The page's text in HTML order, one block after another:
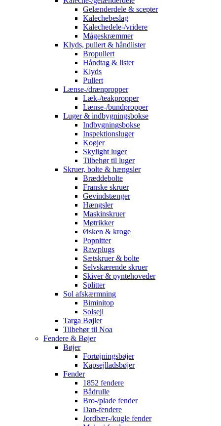
Gelænderdele & scepter
Kalechebeslag
Kalechedele-/vridere
Mågeskræmmer
Klyds, pullert & håndlister
Bropullert
Håndtag & lister
Klyds
Pullert
Lænse-/drænpropper
Læk-/teakpropper
Lænse-/bundpropper
Luger & indbygningsbokse
Indbygningsbokse
Inspektionsluger
Koøjer
Skylight luger
Tilbehør til luger
Skruer, bolte & hængsler
Bræddebolte
Franske skruer
Gevindstænger
Hængsler
Maskinskruer
Møtrikker
Øsken & kroge
Popnitter
Rawplugs
Sætskruer & bolte
Selvskærende skruer
Skiver & pyntehoveder
Splitter
Sol afskærmning
Biminitop
Solsejl
Targa Bøjler
Tilbehør til Noa
Fendere & Bøjer
Bøjer
Fortøjningsbøjer
Kapsejlladsbøjer
Fender
1852 fendere
Bådrulle
Bro-/plade fender
Dan-fendere
Jordbær-/kugle fender